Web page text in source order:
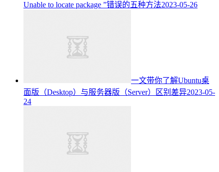
Unable to locate package ”错误的五种方法2023-05-26
一文带你了解Ubuntu桌
面版（Desktop）与服务器版（Server）区别差异2023-05-
24